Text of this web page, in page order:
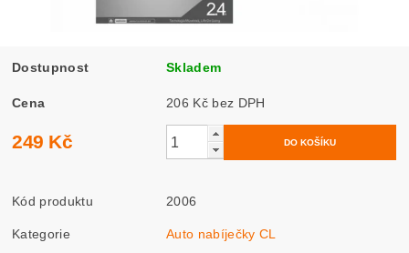
Dostupnost Skladem
Cena 206 Kč bez DPH
249 Kč
Kód produktu 2006
Kategorie Auto nabíječky CL